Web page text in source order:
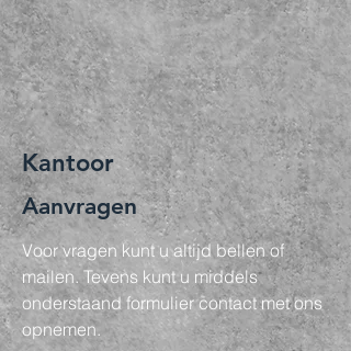
Kantoor
Aanvragen
Voor vragen kunt u altijd bellen of
mailen. Tevens kunt u middels
onderstaand formulier contact met ons
opnemen.